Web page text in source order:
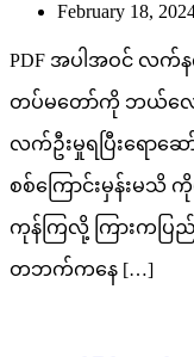
February 18,
PDF အပါအဝင် လက်
တပ်မတော်ကို ဘယ်လေ
လက်ဦးမှုရပြီးရောဆ
စစ်ကြောင်းမှန်းမသိ ကို
ကုန်ကြလို့ ကြားကပြည်
တဘက်ကနေ […]